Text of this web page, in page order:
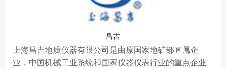
昌吉
上海昌吉地质仪器有限公司是由原国家地矿部直属企
业，中国机械工业系统和国家仪器仪表行业的重点企业